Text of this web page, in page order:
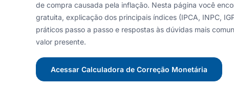
de compra causada pela inflação. Nesta página você
gratuita, explicação dos principais índices (IPCA, INPC,
práticos passo a passo e respostas às dúvidas mais
valor presente.
Acessar Calculadora de Correção Monetária